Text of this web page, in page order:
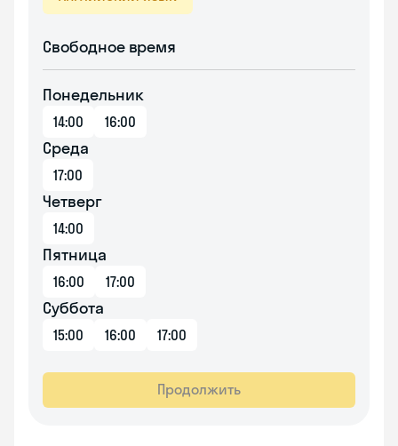
Свободное время
Понедельник
14:00 16:00
Среда
17:00
Четверг
14:00
Пятница
16:00 17:00
Суббота
15:00 16:00 17:00
Продолжить